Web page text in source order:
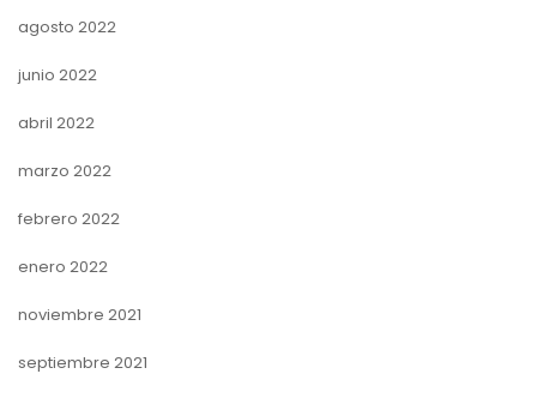
agosto 2022
junio 2022
abril 2022
marzo 2022
febrero 2022
enero 2022
noviembre 2021
septiembre 2021